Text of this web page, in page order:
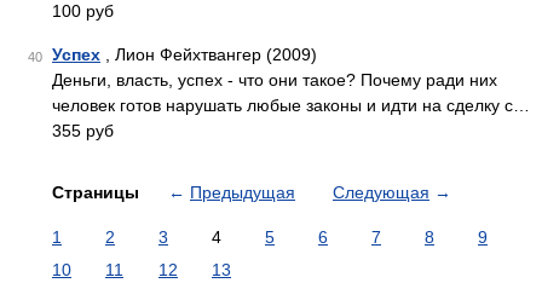
100 руб
40 Успех , Лион Фейхтвангер (2009)
Деньги, власть, успех - что они такое? Почему ради них
человек готов нарушать любые законы и идти на сделку с…
355 руб
Страницы ← Предыдущая Следующая →
1 2 3 4 5 6 7 8
9
10
11 12 13